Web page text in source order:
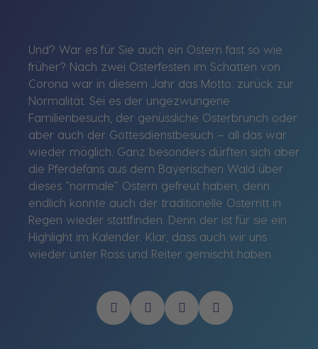
Und? War es für Sie auch ein Ostern fast so wie
früher? Nach zwei Osterfesten im Schatten von
Corona war in diesem Jahr das Motto: zurück zur
Normalität. Sei es der ungezwungene
Familienbesuch, der genüssliche Osterbrunch oder
aber auch der Gottesdienstbesuch – all das war
wieder möglich. Ganz besonders dürften sich aber
die Pferdefans aus dem Bayerischen Wald über
dieses “normale” Ostern gefreut haben, denn
endlich konnte auch der traditionelle Osterritt in
Regen wieder stattfinden. Denn der ist für sie ein
Highlight im Kalender. Klar, dass auch wir uns
wieder unter Ross und Reiter gemischt haben.